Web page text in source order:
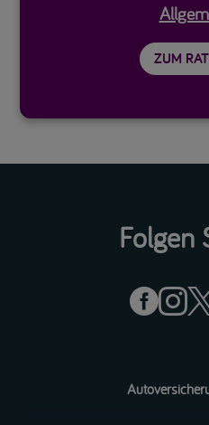
ZUM
Folgen
